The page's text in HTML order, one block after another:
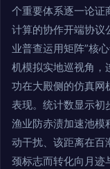
个重要体系逐一论证
计算的协作开端协议
业普查运用矩阵”核
机模拟实地巡视角，
功在大殿侧的仿真网
表现。统计数显示初
渔业防赤渍加速池模
动干扰、该距离在
颈标志而转化向月迹